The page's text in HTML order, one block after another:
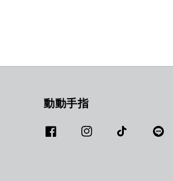
動動手指